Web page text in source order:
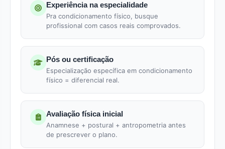
Experiência na especialidade
Pra condicionamento físico, busque
profissional com casos reais comprovados.
Pós ou certificação
Especialização específica em condicionamento
físico = diferencial real.
Avaliação física inicial
Anamnese + postural + antropometria antes
de prescrever o plano.